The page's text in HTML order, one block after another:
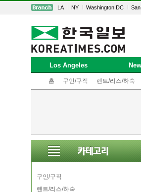
LA NY Washington DC
Los Angeles
홈 구인/구직 렌트/리스/하숙
구인/구직
렌트/리스/하숙